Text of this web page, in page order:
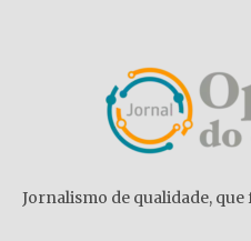
Jornalismo de qualidade,